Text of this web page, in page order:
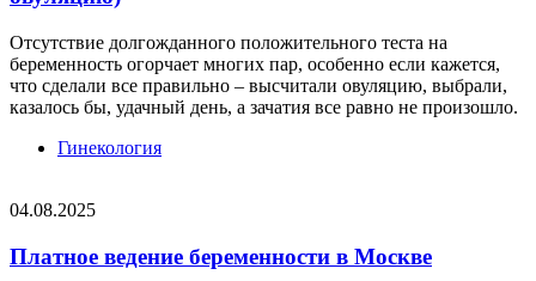
Отсутствие долгожданного положительного теста на
беременность огорчает многих пар, особенно если кажется,
что сделали все правильно – высчитали овуляцию, выбрали,
казалось бы, удачный день, а зачатия все равно не произошло.
Гинекология
04.08.2025
Платное ведение беременности в Москве